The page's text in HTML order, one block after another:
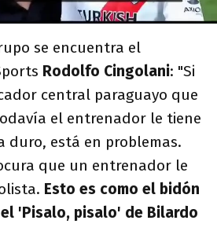
se encuentra el
Rodolfo Cingolani: "Si
central paraguayo que
el entrenador le tiene
duro, está en problemas.
que un entrenador le
Esto es como el bidón
'Pisalo, pisalo' de Bilardo